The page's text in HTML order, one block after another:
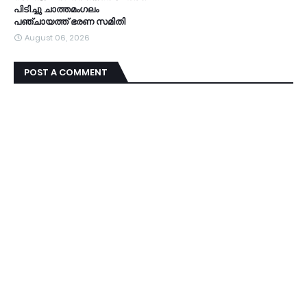
പിടിച്ചു ചാത്തമംഗലം
പഞ്ചായത്ത്‌ ഭരണ സമിതി
August 06, 2026
POST A COMMENT